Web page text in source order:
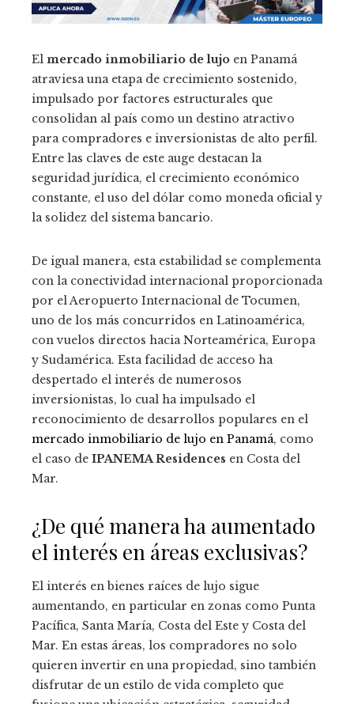
El mercado inmobiliario de lujo en Panamá
atraviesa una etapa de crecimiento sostenido,
impulsado por factores estructurales que
consolidan al país como un destino atractivo
para compradores e inversionistas de alto perfil.
Entre las claves de este auge destacan la
seguridad jurídica, el crecimiento económico
constante, el uso del dólar como moneda oficial y
la solidez del sistema bancario.
De igual manera, esta estabilidad se complementa
con la conectividad internacional proporcionada
por el Aeropuerto Internacional de Tocumen,
uno de los más concurridos en Latinoamérica,
con vuelos directos hacia Norteamérica, Europa
y Sudamérica. Esta facilidad de acceso ha
despertado el interés de numerosos
inversionistas, lo cual ha impulsado el
reconocimiento de desarrollos populares en el
mercado inmobiliario de lujo en Panamá, como
el caso de IPANEMA Residences en Costa del
Mar.
¿De qué manera ha aumentado
el interés en áreas exclusivas?
El interés en bienes raíces de lujo sigue
aumentando, en particular en zonas como Punta
Pacífica, Santa María, Costa del Este y Costa del
Mar. En estas áreas, los compradores no solo
quieren invertir en una propiedad, sino también
disfrutar de un estilo de vida completo que